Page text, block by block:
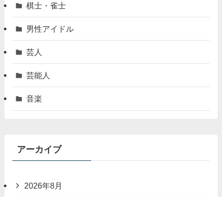
棋士・雀士
男性アイドル
芸人
芸能人
音楽
アーカイブ
2026年8月